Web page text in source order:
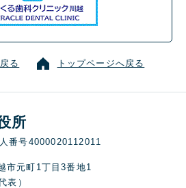
る トップページへ戻る
所
番号4000020112011
元町1丁目3番地1
表）